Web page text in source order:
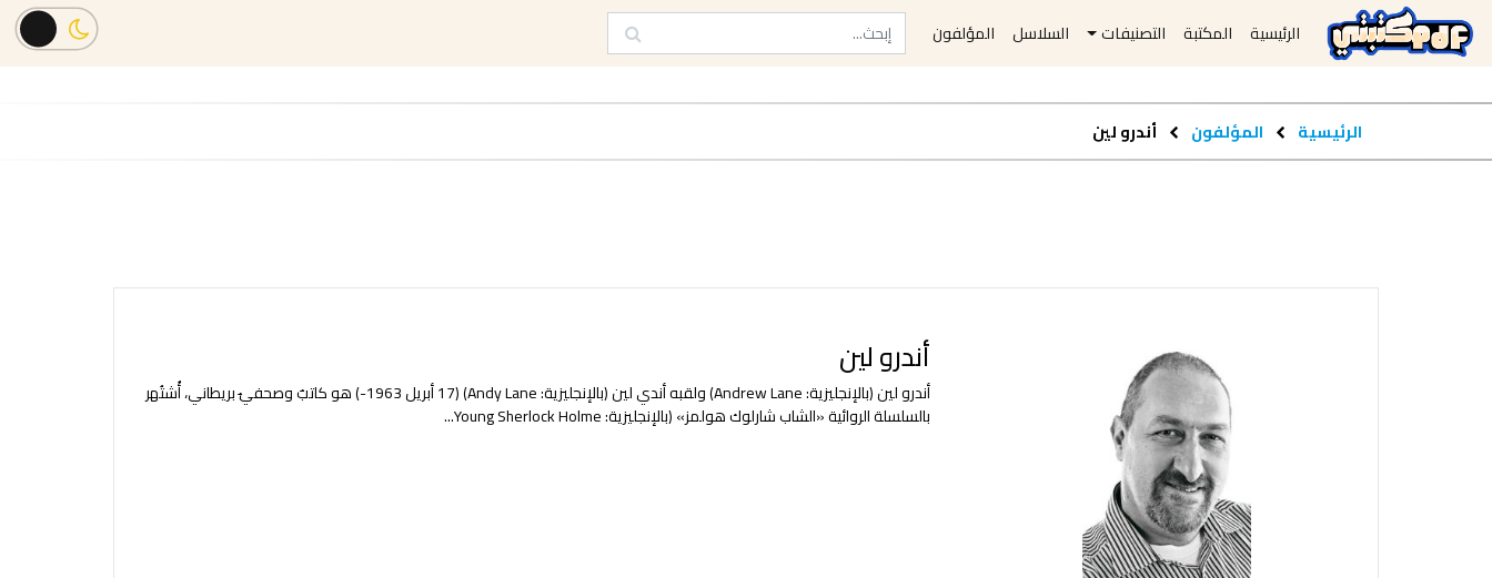
الرئيسية المكتبة التصنيفات السلاسل المؤلفون
الرئيسية المؤلفون أندرو لين
أندرو لين
أندرو لين (بالإنجليزية: Andrew Lane) ولقبه أندي لين (بالإنجليزية: Andy Lane) (17 أبريل 1963-) هو كاتبٌ وصحفيٌ بريطاني، أُشتُهر
بالسلسلة الروائية «الشاب شارلوك هولمز» (بالإنجليزية: Young Sherlock Holme
...